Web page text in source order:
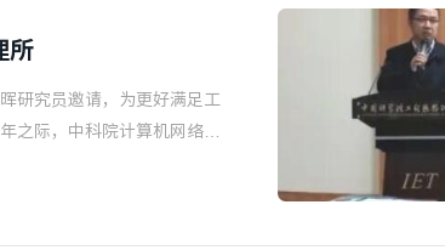
所
研究员邀请，为更好满足工
之际，中科院计算机网络信